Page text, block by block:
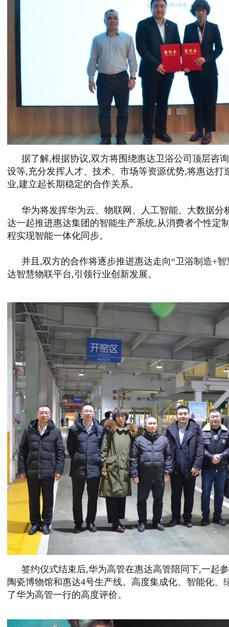
据了解,根据协议,双方将围绕惠达卫浴公司顶层咨
设等,充分发挥人才、技术、市场等资源优势,将惠达打
业,建立起长期稳定的合作关系。
华为将发挥华为云、物联网、人工智能、大数据分
达一起推进惠达集团的智能生产系统,从消费者个性定
程实现智能一体化同步。
并且,双方的合作将逐步推进惠达走向“卫浴制造+
达智慧物联平台,引领行业创新发展。
签约仪式结束后,华为高管在惠达高管陪同下,一起
陶瓷博物馆和惠达4号生产线。高度集成化、智能化、
了华为高管一行的高度评价。